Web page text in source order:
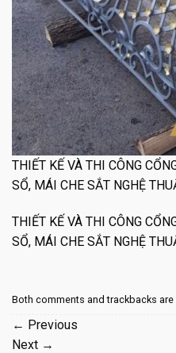
THIẾT KẾ VÀ THI CÔNG
SỔ, MÁI CHE SẮT NGHỆ
THIẾT KẾ VÀ THI CÔNG
SỔ, MÁI CHE SẮT NGHỆ
Both comments and trackbacks
← Previous
Next →